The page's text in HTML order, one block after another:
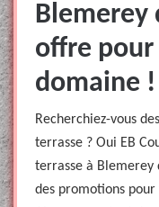
Blemerey
offre pour
domaine !
Recherchiez-vous
terrasse ? Oui EB
terrasse à Blemerey
des promotions pour